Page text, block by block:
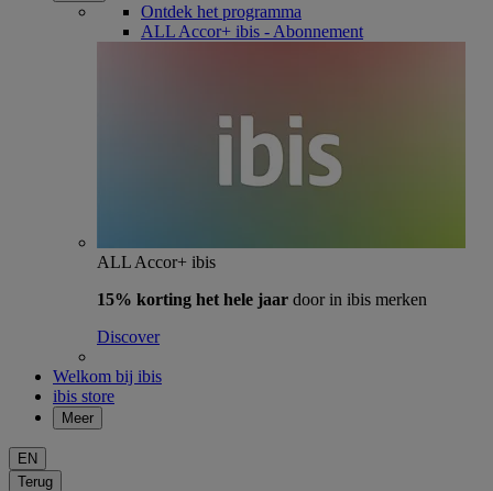
Ontdek het programma
ALL Accor+ ibis - Abonnement
ALL Accor+ ibis
15% korting het hele jaar door in ibis merken
Discover
Welkom bij ibis
ibis store
Meer
EN
Terug